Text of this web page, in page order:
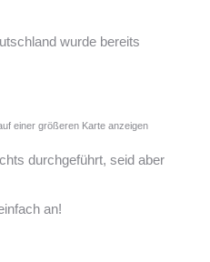
wurde bereits
einer größeren Karte anzeigen
durchgeführt, seid aber
an!